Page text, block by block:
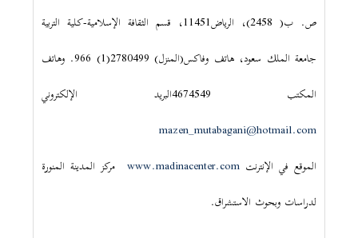
ص. ب( 2458)، الرياض11451، قسم الثقافة الإسلامية-كلية التربية
جامعة الملك سعود، هاتف وفاكس(المنزل) 2780499(1) 966. وهاتف
المكتب 4674549البريد الإلكتروني
mazen_mutabagani@hotmail.com
الموقع في الإنترنتwww.madinacenter.com مركز المدينة المنورة
لدراسات وبحوث الاستشراق.